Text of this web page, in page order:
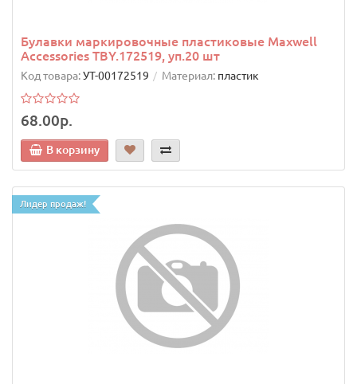
Булавки маркировочные пластиковые Maxwell
Accessories TBY.172519, уп.20 шт
Код товара:УТ-00172519 Материал: пластик
68.00р.
В корзину
Лидер продаж!